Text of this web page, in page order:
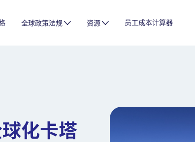
全球政策法规 资源 员工成本计算器
化卡塔